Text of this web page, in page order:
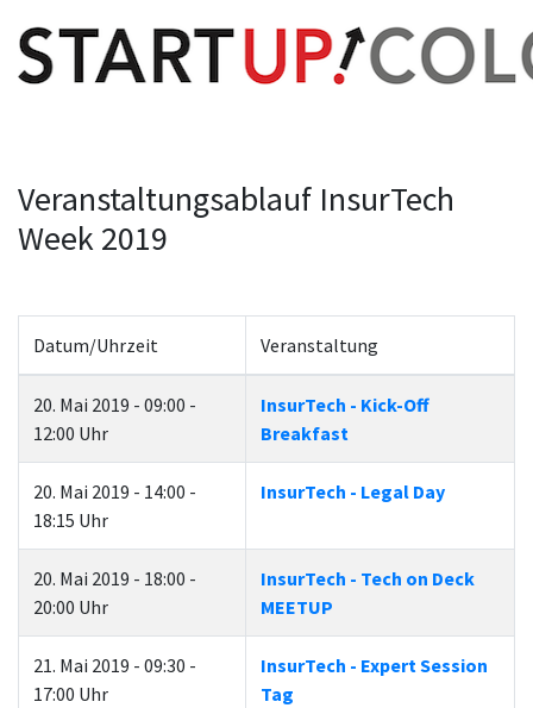
Veranstaltungsablauf InsurTech
Week 2019
Datum/Uhrzeit Veranstaltung
20. Mai 2019 - 09:00 -
12:00 Uhr
InsurTech - Kick-Off
Breakfast
20. Mai 2019 - 14:00 -
18:15 Uhr
InsurTech - Legal Day
20. Mai 2019 - 18:00 -
20:00 Uhr
InsurTech - Tech on Deck
MEETUP
21. Mai 2019 - 09:30 -
17:00 Uhr
InsurTech - Expert Session
Tag